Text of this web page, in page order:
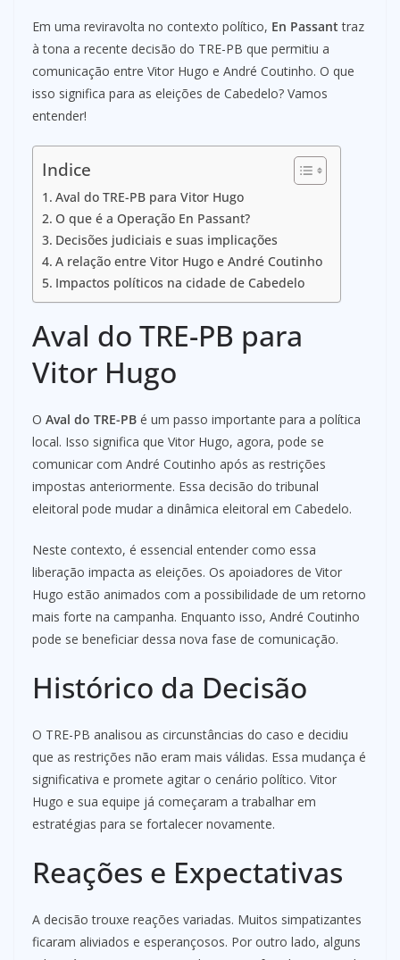
Em uma reviravolta no contexto político, En Passant traz
à tona a recente decisão do TRE-PB que permitiu a
comunicação entre Vitor Hugo e André Coutinho. O que
isso significa para as eleições de Cabedelo? Vamos
entender!
Indice
Aval do TRE-PB para Vitor Hugo
O que é a Operação En Passant?
Decisões judiciais e suas implicações
A relação entre Vitor Hugo e André Coutinho
Impactos políticos na cidade de Cabedelo
Aval do TRE-PB para
Vitor Hugo
O Aval do TRE-PB é um passo importante para a política
local. Isso significa que Vitor Hugo, agora, pode se
comunicar com André Coutinho após as restrições
impostas anteriormente. Essa decisão do tribunal
eleitoral pode mudar a dinâmica eleitoral em Cabedelo.
Neste contexto, é essencial entender como essa
liberação impacta as eleições. Os apoiadores de Vitor
Hugo estão animados com a possibilidade de um retorno
mais forte na campanha. Enquanto isso, André Coutinho
pode se beneficiar dessa nova fase de comunicação.
Histórico da Decisão
O TRE-PB analisou as circunstâncias do caso e decidiu
que as restrições não eram mais válidas. Essa mudança é
significativa e promete agitar o cenário político. Vitor
Hugo e sua equipe já começaram a trabalhar em
estratégias para se fortalecer novamente.
Reações e Expectativas
A decisão trouxe reações variadas. Muitos simpatizantes
ficaram aliviados e esperançosos. Por outro lado, alguns